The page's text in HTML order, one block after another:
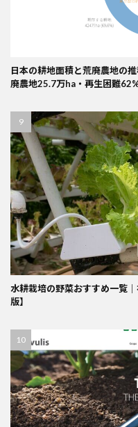
日本の耕地面積と荒廃農地の
廃農地25.7万ha・再生困難
水耕栽培の野菜おすすめ一覧
版】